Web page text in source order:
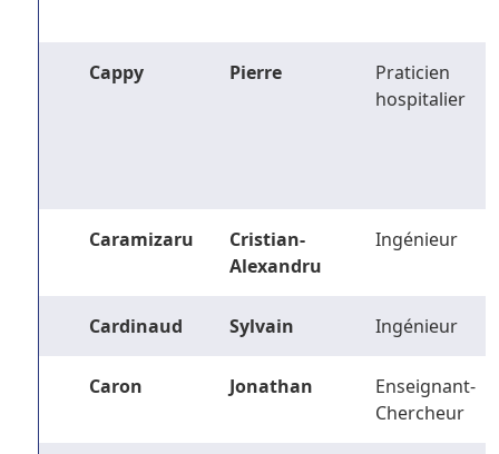
Cappy Pierre
Praticien
hospitalier
Caramizaru
Cristian-
Alexandru
Ingénieur
Cardinaud Sylvain Ingénieur
Caron Jonathan
Enseignant-
Chercheur